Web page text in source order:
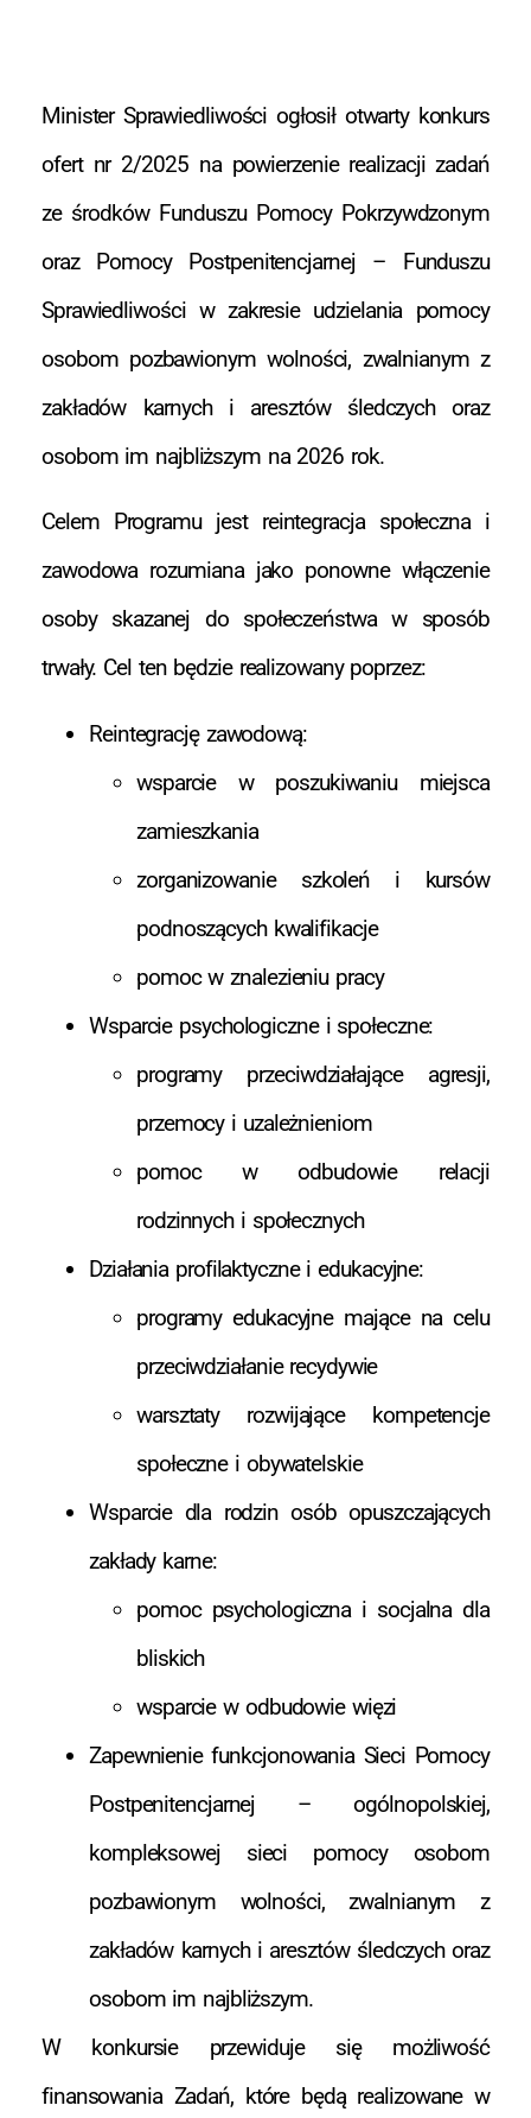
Minister Sprawiedliwości ogłosił otwarty konkurs
ofert nr 2/2025 na powierzenie realizacji zadań
ze środków Funduszu Pomocy Pokrzywdzonym
oraz Pomocy Postpenitencjarnej – Funduszu
Sprawiedliwości w zakresie udzielania pomocy
osobom pozbawionym wolności, zwalnianym z
zakładów karnych i aresztów śledczych oraz
osobom im najbliższym na 2026 rok.
Celem Programu jest reintegracja społeczna i
zawodowa rozumiana jako ponowne włączenie
osoby skazanej do społeczeństwa w sposób
trwały. Cel ten będzie realizowany poprzez:
Reintegrację zawodową:
wsparcie w poszukiwaniu miejsca
zamieszkania
zorganizowanie szkoleń i kursów
podnoszących kwalifikacje
pomoc w znalezieniu pracy
Wsparcie psychologiczne i społeczne:
programy przeciwdziałające agresji,
przemocy i uzależnieniom
pomoc w odbudowie relacji
rodzinnych i społecznych
Działania profilaktyczne i edukacyjne:
programy edukacyjne mające na celu
przeciwdziałanie recydywie
warsztaty rozwijające kompetencje
społeczne i obywatelskie
Wsparcie dla rodzin osób opuszczających
zakłady karne:
pomoc psychologiczna i socjalna dla
bliskich
wsparcie w odbudowie więzi
Zapewnienie funkcjonowania Sieci Pomocy
Postpenitencjarnej – ogólnopolskiej,
kompleksowej sieci pomocy osobom
pozbawionym wolności, zwalnianym z
zakładów karnych i aresztów śledczych oraz
osobom im najbliższym.
W konkursie przewiduje się możliwość
finansowania Zadań, które będą realizowane w